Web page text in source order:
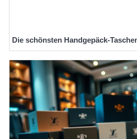
Die schönsten Handgepäck-